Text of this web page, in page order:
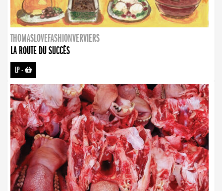
THOMASLOVEFASHIONVERVIERS
LA ROUTE DU SUCCÈS
LP-